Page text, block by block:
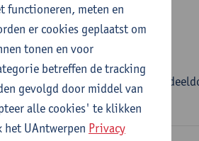
op:
van 6 studiepunten,
minimum 6 studiepunten per
functioneren, meten en
er cookies geplaatst om
tonen en voor
betreffen de tracking
gevolgd door middel van
alle cookies' te klikken
het UAntwerpen Privacy